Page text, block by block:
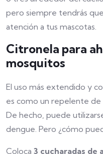
pero siempre tendrás
atención a tus mascotas.
Citronela para
mosquitos
El uso más extendido y
es como un repelente de
De hecho, puede
dengue. Pero ¿cómo
Coloca 3 cucharadas de